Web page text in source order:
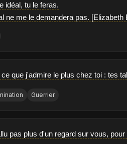
idéal, tu le feras.
ne me le demandera pas. [Elizabeth
que j'admire le plus chez toi : tes
Guerrier
pas plus d'un regard sur vous,